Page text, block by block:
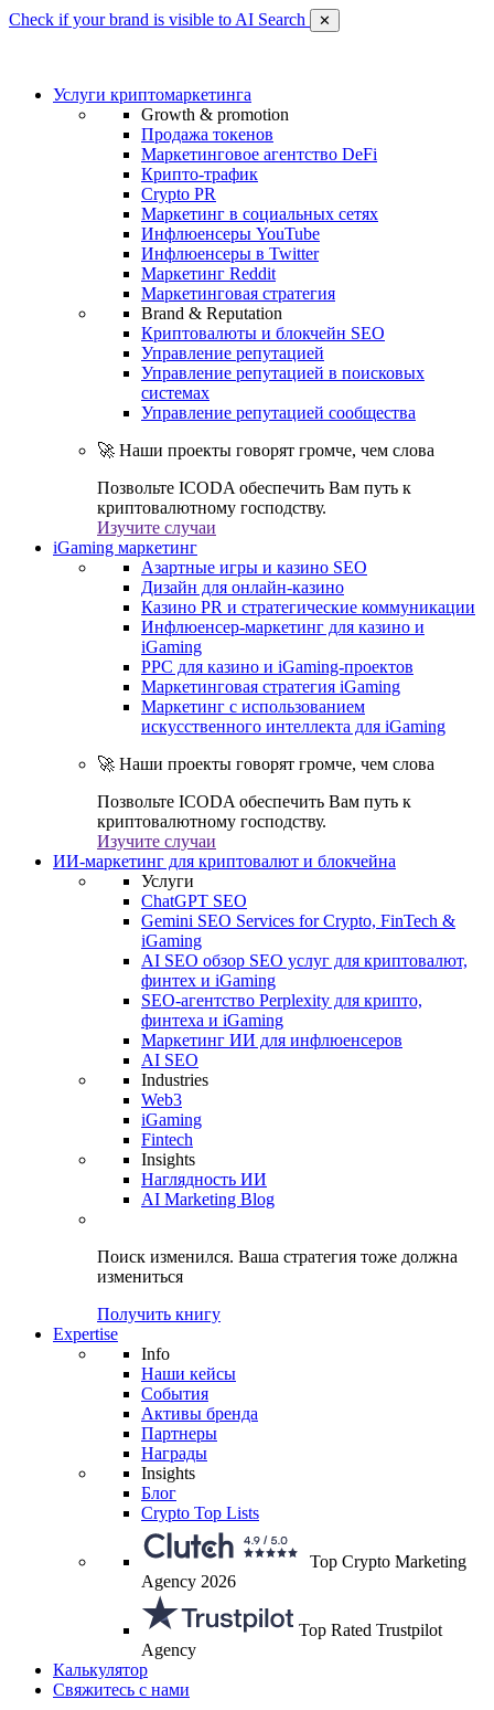
Check if your brand is visible to AI Search ✕
Услуги криптомаркетинга
Growth & promotion
Продажа токенов
Маркетинговое агентство DeFi
Крипто-трафик
Crypto PR
Маркетинг в социальных сетях
Инфлюенсеры YouTube
Инфлюенсеры в Twitter
Маркетинг Reddit
Маркетинговая стратегия
Brand & Reputation
Криптовалюты и блокчейн SEO
Управление репутацией
Управление репутацией в поисковых
системах
Управление репутацией сообщества
🚀 Наши проекты говорят громче, чем слова
Позвольте ICODA обеспечить Вам путь к
криптовалютному господству.
Изучите случаи
iGaming маркетинг
Азартные игры и казино SEO
Дизайн для онлайн-казино
Казино PR и стратегические коммуникации
Инфлюенсер-маркетинг для казино и
iGaming
PPC для казино и iGaming-проектов
Маркетинговая стратегия iGaming
Маркетинг с использованием
искусственного интеллекта для iGaming
🚀 Наши проекты говорят громче, чем слова
Позвольте ICODA обеспечить Вам путь к
криптовалютному господству.
Изучите случаи
ИИ-маркетинг для криптовалют и блокчейна
Услуги
ChatGPT SEO
Gemini SEO Services for Crypto, FinTech &
iGaming
AI SEO обзор SEO услуг для криптовалют,
финтех и iGaming
SEO-агентство Perplexity для крипто,
финтеха и iGaming
Маркетинг ИИ для инфлюенсеров
AI SEO
Industries
Web3
iGaming
Fintech
Insights
Наглядность ИИ
AI Marketing Blog
Поиск изменился. Ваша стратегия тоже должна
измениться
Получить книгу
Expertise
Info
Наши кейсы
События
Активы бренда
Партнеры
Награды
Insights
Блог
Crypto Top Lists
Top Crypto Marketing
Agency 2026
Top Rated Trustpilot
Agency
Калькулятор
Свяжитесь с нами